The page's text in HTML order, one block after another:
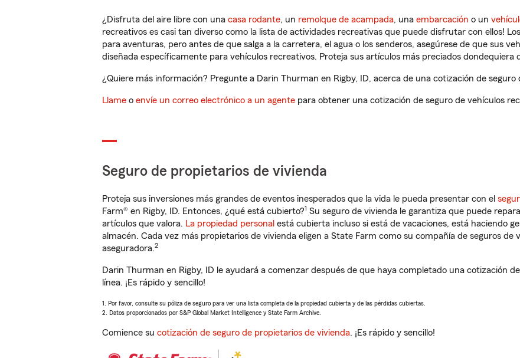
¿Disfruta del aire libre con una casa rodante, un remolque de acampada, una embarcación o un
recreativos es casi tan diverso como la lista de actividades recreativas que puede disfrutar con ellos!
para aventuras, pero antes de que salga a la carretera, el agua o los senderos, asegúrese de que sus
diseñada específicamente para vehículos recreativos. Proteja sus artículos más preciados dondequiera
¿Quiere más información? Pregunte a Darin Thurman en Rigby, ID, acerca de una cotización de seguro
Llame o envíe un correo electrónico a un agente para obtener una cotización de seguro de vehículos
Seguro de propietarios de vivienda
Proteja sus inversiones más grandes de eventos inesperados que la vida le pueda presentar con el
Farm® en Rigby, ID. Entonces, ¿qué está cubierto?1 Su seguro de vivienda le garantiza que puede
artículos que valora. La propiedad personal está cubierta incluso si está de vacaciones, está haciendo
almacén. Cada vez más propietarios de vivienda eligen a State Farm como su compañía de seguros
aseguradora.2
Darin Thurman en Rigby, ID le ayudará a comenzar después de que haya completado una cotización
línea. ¡Es rápido y sencillo!
1. Por favor, consulte su póliza de seguro para ver una lista completa de la propiedad cubierta y de las pérdidas cubiertas.
2. Datos proporcionados por S&P Global Market Intelligence y State Farm Archive.
Comience su cotización de seguro de propietarios de vivienda. ¡Es rápido y sencillo!